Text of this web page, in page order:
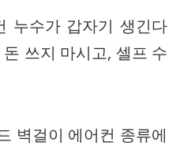
누수가 갑자기 생긴다
쓰지 마시고, 셀프 수
벽걸이 에어컨 종류에